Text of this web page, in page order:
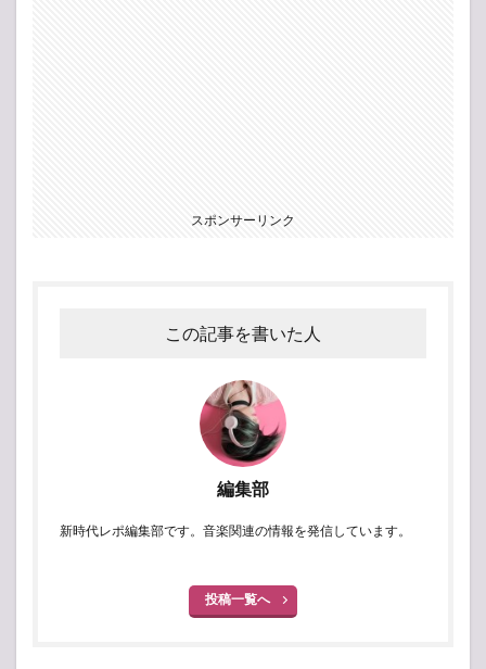
スポンサーリンク
この記事を書いた人
編集部
新時代レポ編集部です。音楽関連の情報を発信しています。
投稿一覧へ